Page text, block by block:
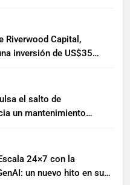
Riverwood Capital,
inversión de US$35
el salto de
un mantenimiento
24×7 con la
un nuevo hito en su